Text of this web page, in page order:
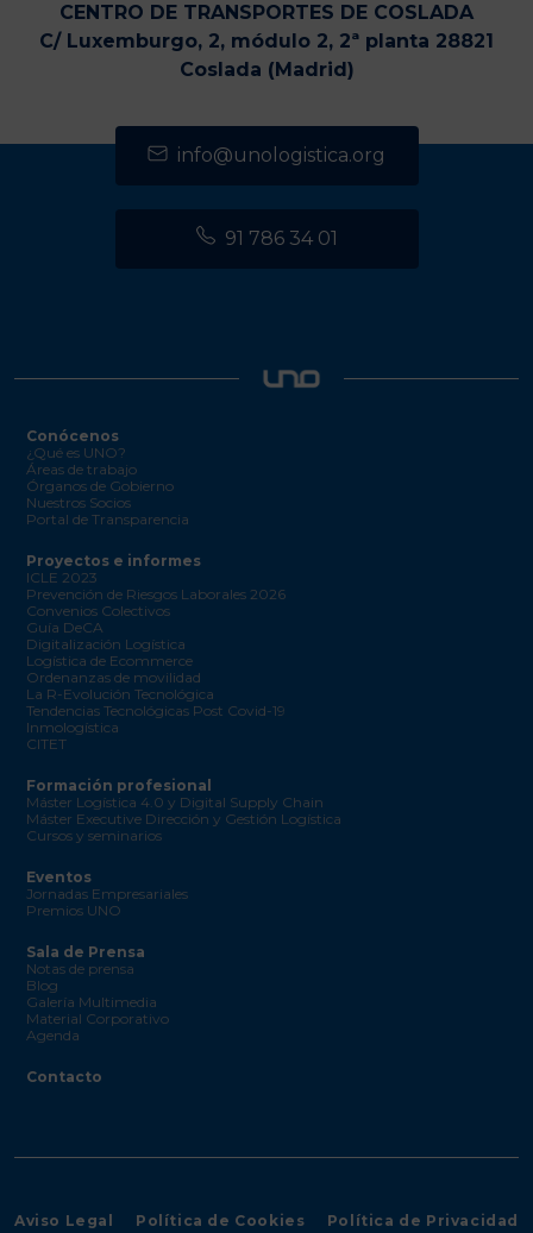
CENTRO DE TRANSPORTES DE COSLADA
C/ Luxemburgo, 2, módulo 2, 2ª planta 28821
Coslada (Madrid)
info@unologistica.org
91 786 34 01
Conócenos
¿Qué es UNO?
Áreas de trabajo
Órganos de Gobierno
Nuestros Socios
Portal de Transparencia
Proyectos e informes
ICLE 2023
Prevención de Riesgos Laborales 2026
Convenios Colectivos
Guía DeCA
Digitalización Logística
Logística de Ecommerce
Ordenanzas de movilidad
La R-Evolución Tecnológica
Tendencias Tecnológicas Post Covid-19
Inmologística
CITET
Formación profesional
Máster Logística 4.0 y Digital Supply Chain
Máster Executive Dirección y Gestión Logística
Cursos y seminarios
Eventos
Jornadas Empresariales
Premios UNO
Sala de Prensa
Notas de prensa
Blog
Galería Multimedia
Material Corporativo
Agenda
Contacto
Aviso Legal Política de Cookies Política de Privacidad